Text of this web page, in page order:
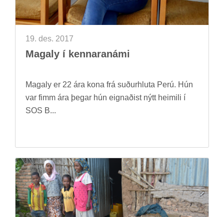
19. des. 2017
Maga­ly í kenn­ara­námi
Maga­ly er 22 ára kona frá suð­ur­hluta Perú. Hún
var fimm ára þeg­ar hún eign­að­ist nýtt heim­ili í
SOS B...